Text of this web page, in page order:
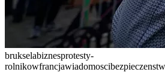
brukselabiznesprotesty-
rolnikowfrancjawiadomosci